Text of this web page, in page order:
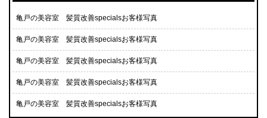
亀戸の美容室 髪質改善specialsお客様写真
亀戸の美容室 髪質改善specialsお客様写真
亀戸の美容室 髪質改善specialsお客様写真
亀戸の美容室 髪質改善specialsお客様写真
亀戸の美容室 髪質改善specialsお客様写真